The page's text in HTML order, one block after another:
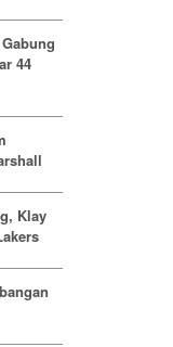
44
Klay